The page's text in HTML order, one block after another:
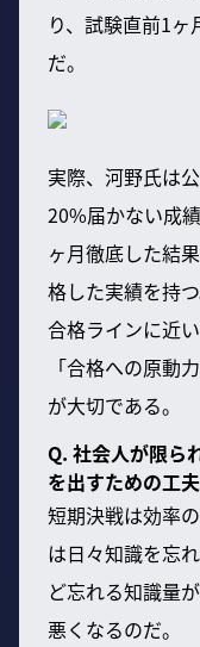
り、試験直前1
だ。
実際、河野氏は
20%届かない成
ヶ月徹底した結
格した実績を持
合格ラインに近
「合格への原動
が大切である。
Q. 社会人が限ら
を出すための工
短期決戦は効率
は日々知識を忘
ど忘れる知識量
悪くなるのだ。